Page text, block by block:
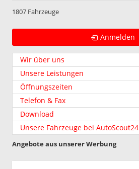
1807 Fahrzeuge
Anmelden
Wir über uns
Unsere Leistungen
Öffnungszeiten
Telefon & Fax
Download
Unsere Fahrzeuge bei AutoScout24
Angebote aus unserer Werbung